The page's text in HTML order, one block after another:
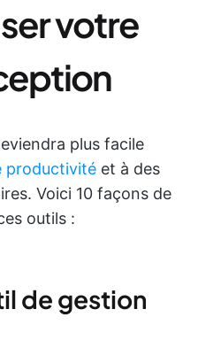
votre
plus facile
productivité et à des
Voici 10 façons de
outils :
de gestion